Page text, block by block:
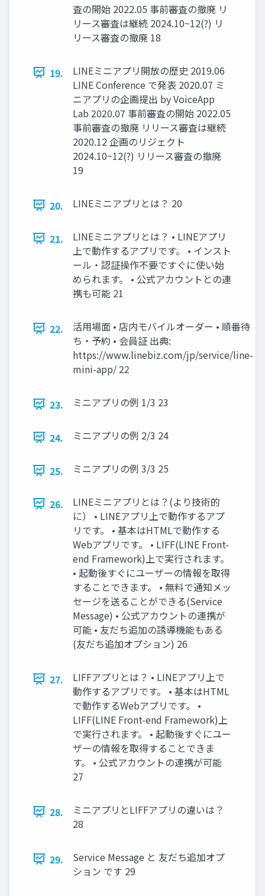
査の開始 2022.05 事前審査の撤廃 リ
リース審査は継続 2024.10~12(?) リ
リース審査の撤廃 18
19.
LINEミニアプリ開放の歴史 2019.06
LINE Conference で発表 2020.07 ミ
ニアプリの企画提出 by VoiceApp
Lab 2020.07 事前審査の開始 2022.05
事前審査の撤廃 リリース審査は継続
2020.12 企画のリジェクト
2024.10~12(?) リリース審査の撤廃
19
20. LINEミニアプリとは？ 20
21.
LINEミニアプリとは？ • LINEアプリ
上で動作するアプリです。 • インスト
ール・認証操作不要ですぐに使い始
められます。 • 公式アカウントとの連
携も可能 21
22.
活用場面 • 店内モバイルオーダー • 順番待
ち・予約 • 会員証 出典:
https://www.linebiz.com/jp/service/line-
mini-app/ 22
23. ミニアプリの例 1/3 23
24. ミニアプリの例 2/3 24
25. ミニアプリの例 3/3 25
26.
LINEミニアプリとは？(より技術的
に） • LINEアプリ上で動作するアプ
リです。 • 基本はHTMLで動作する
Webアプリです。 • LIFF(LINE Front-
end Framework)上で実行されます。
• 起動後すぐにユーザーの情報を取得
することできます。 • 無料で通知メッ
セージを送ることができる(Service
Message) • 公式アカウントの連携が
可能 • 友だち追加の誘導機能もある
(友だち追加オプション) 26
27.
LIFFアプリとは？ • LINEアプリ上で
動作するアプリです。 • 基本はHTML
で動作するWebアプリです。 •
LIFF(LINE Front-end Framework)上
で実行されます。 • 起動後すぐにユー
ザーの情報を取得することできま
す。 • 公式アカウントの連携が可能
27
28.
ミニアプリとLIFFアプリの違いは？
28
29.
Service Message と 友だち追加オプ
ション です 29